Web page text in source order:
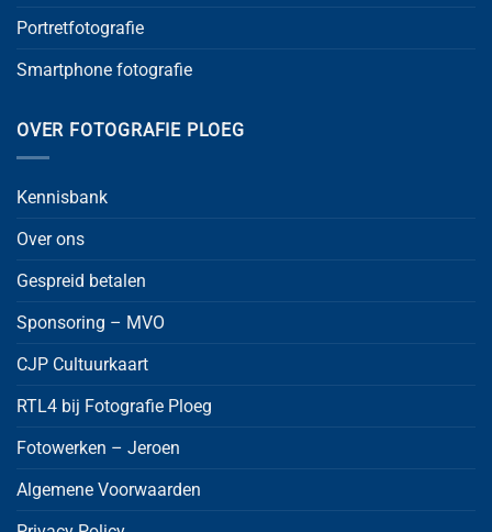
Portretfotografie
Smartphone fotografie
OVER FOTOGRAFIE PLOEG
Kennisbank
Over ons
Gespreid betalen
Sponsoring – MVO
CJP Cultuurkaart
RTL4 bij Fotografie Ploeg
Fotowerken – Jeroen
Algemene Voorwaarden